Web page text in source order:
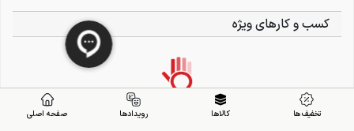
کسب و کارهای ویژه
تخفیف ها کالاها رویدادها صفحه اصلی